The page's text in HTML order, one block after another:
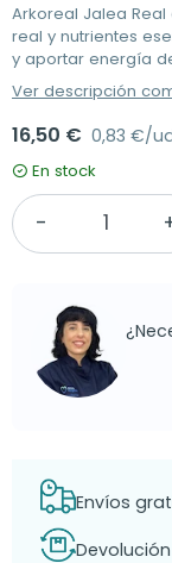
Arkoreal Jalea
real y nutrientes
y aportar energía
Ver descripción
16,50 € 0,83 €/
En stock
Envíos